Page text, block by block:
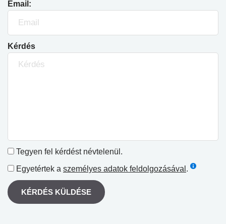
Email:
Kérdés
Tegyen fel kérdést névtelenül.
Egyetértek a személyes adatok feldolgozásával .
KÉRDÉS KÜLDÉSE